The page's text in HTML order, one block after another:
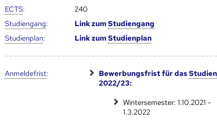
ECTS:
240
Studien­gang: Link zumStudien­gang
Studien­plan: Link zumStudien­plan
Anmelde­frist: Bewerbungsfrist für das
2022/23:
Wintersemester: 1.10.2021 -
1.3.2022